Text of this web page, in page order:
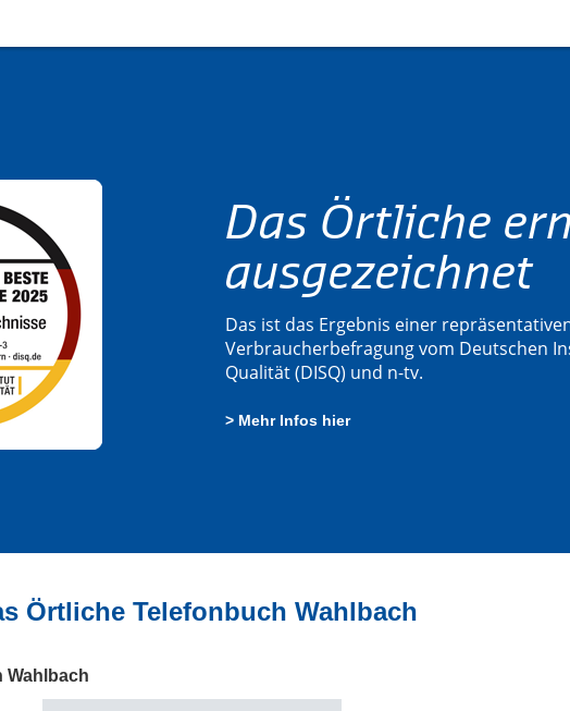
Das Örtliche
ausgezeichnet
Das ist das Ergebnis einer
Verbraucherbefragung vom Deutschen
Qualität (DISQ) und n-tv.
> Mehr Infos hier
Örtliche Telefonbuch Wahlbach
Wahlbach